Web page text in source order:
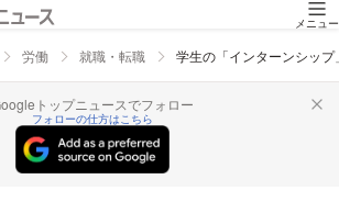
メニュー
労働 就職・転職 学生の「インターンシッ
トップニュースでフォロー
フォローの仕方はこちら